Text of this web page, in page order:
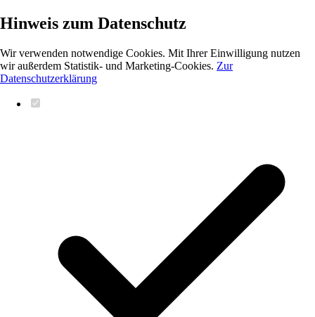
Hinweis zum Datenschutz
Wir verwenden notwendige Cookies. Mit Ihrer Einwilligung nutzen
wir außerdem Statistik- und Marketing-Cookies. Zur
Datenschutzerklärung